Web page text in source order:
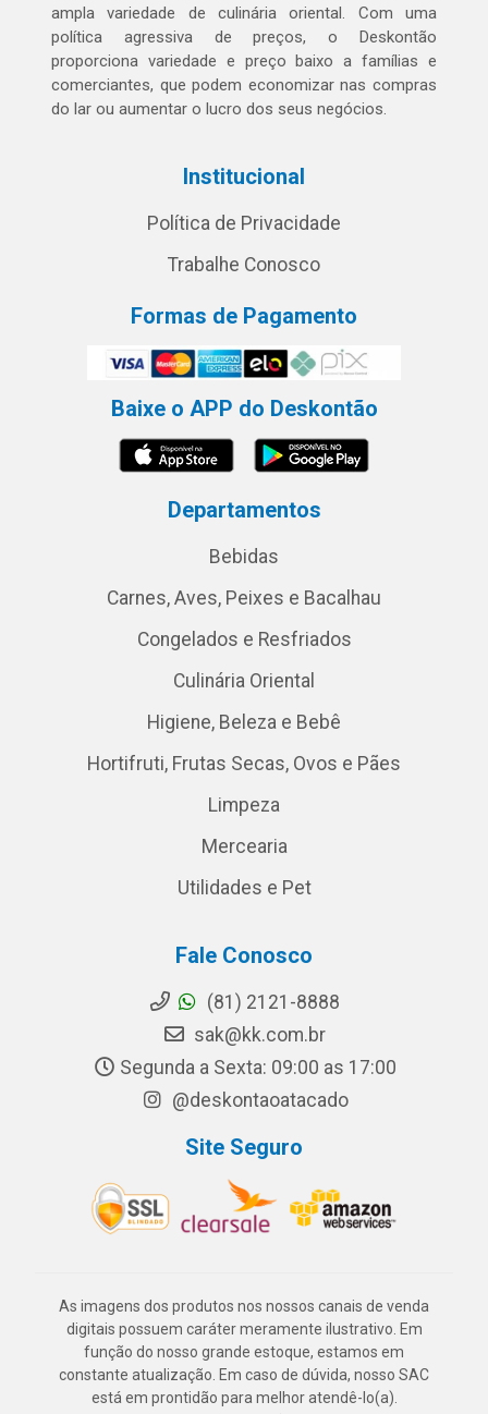
ampla variedade de culinária oriental. Com uma
política agressiva de preços, o Deskontão
proporciona variedade e preço baixo a famílias e
comerciantes, que podem economizar nas compras
do lar ou aumentar o lucro dos seus negócios.
Institucional
Política de Privacidade
Trabalhe Conosco
Formas de Pagamento
Baixe o APP do Deskontão
Departamentos
Bebidas
Carnes, Aves, Peixes e Bacalhau
Congelados e Resfriados
Culinária Oriental
Higiene, Beleza e Bebê
Hortifruti, Frutas Secas, Ovos e Pães
Limpeza
Mercearia
Utilidades e Pet
Fale Conosco
(81) 2121-8888
sak@kk.com.br
Segunda a Sexta: 09:00 as 17:00
@deskontaoatacado
Site Seguro
As imagens dos produtos nos nossos canais de venda
digitais possuem caráter meramente ilustrativo. Em
função do nosso grande estoque, estamos em
constante atualização. Em caso de dúvida, nosso SAC
está em prontidão para melhor atendê-lo(a).